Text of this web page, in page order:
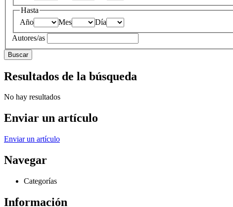
Hasta
Año
Mes
Día
Autores/as
Buscar
Resultados de la búsqueda
No hay resultados
Enviar un artículo
Enviar un artículo
Navegar
Categorías
Información